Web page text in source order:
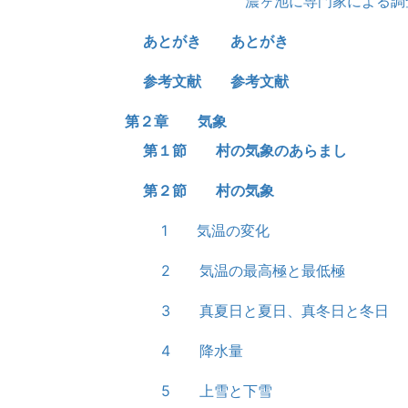
あとがき あとがき
参考文献 参考文献
第２章 気象
第１節 村の気象のあらまし
第２節 村の気象
1 気温の変化
2 気温の最高極と最低極
3 真夏日と夏日、真冬日と冬日
4 降水量
5 上雪と下雪